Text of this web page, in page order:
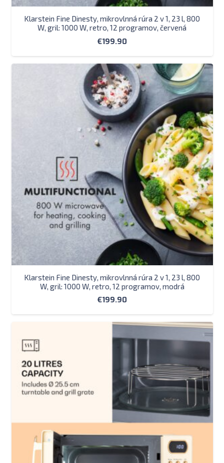
Klarstein Fine Dinesty, mikrovlnná rúra 2 v 1, 23 l, 800
W, gril: 1000 W, retro, 12 programov, červená
€199.90
Klarstein Fine Dinesty, mikrovlnná rúra 2 v 1, 23 l, 800
W, gril: 1000 W, retro, 12 programov, modrá
€199.90